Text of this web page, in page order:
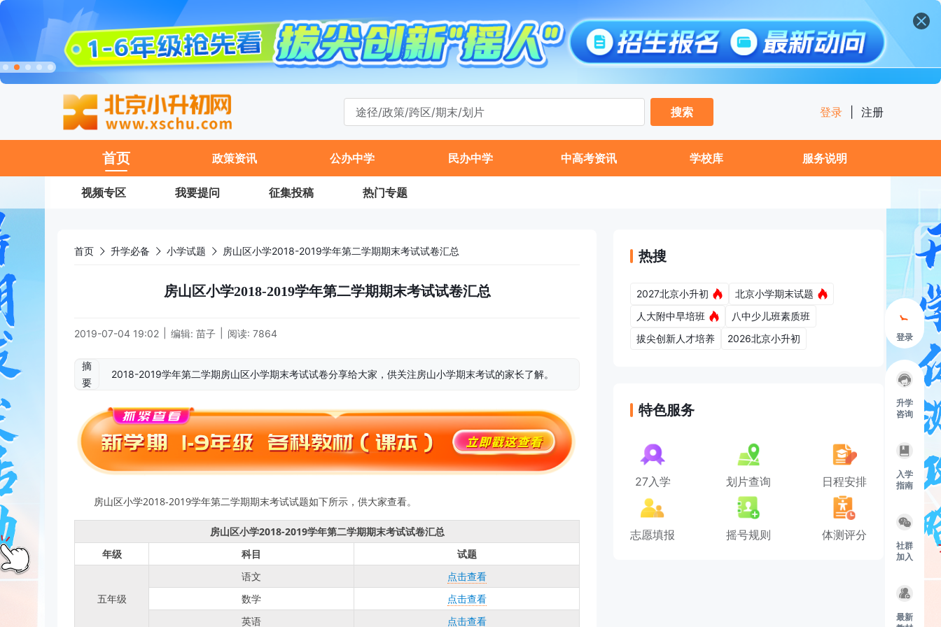
登录
升学
咨询
入学
指南
社群
加入
最新
搜索
登录 注册
首页 政策资讯 公办中学 民办中学 中高考资讯 学校库 服务说明
视频专区 我要提问 征集投稿 热门专题
首页 升学必备 小学试题 房山区小学2018-2019学年第二学期期末考试试卷汇总
房山区小学2018-2019学年第二学期期末考试试卷汇总
2019-07-04 19:02 编辑: 苗子 阅读: 7864
摘
要
2018-2019学年第二学期房山区小学期末考试试卷分享给大家，供关注房山小学期末考试的家长了解。
房山区小学2018-2019学年第二学期期末考试试题如下所示，供大家查看。
房山区小学2018-2019学年第二学期期末考试试卷汇总
年级
科目 试题
五年级
语文
点击查看
数学
点击查看
英语
点击查看
热搜
2027北京小升初
北京小学期末试题
人大附中早培班
八中少儿班素质班
拔尖创新人才培养
2026北京小升初
特色服务
27入学 划片查询 日程安排
志愿填报 摇号规则 体测评分